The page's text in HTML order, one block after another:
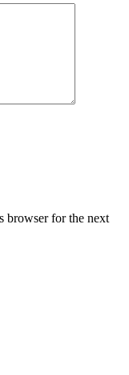
browser for the next